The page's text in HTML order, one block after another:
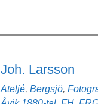
Joh. Larsson
Kategorier
Ateljé, Bergsjö,